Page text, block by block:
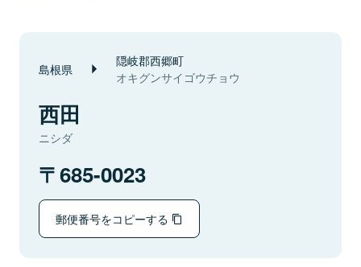
島根県 隠岐郡西郷町
オキグンサイゴウチョウ
西田
ニシダ
685-0023
郵便番号をコピーする